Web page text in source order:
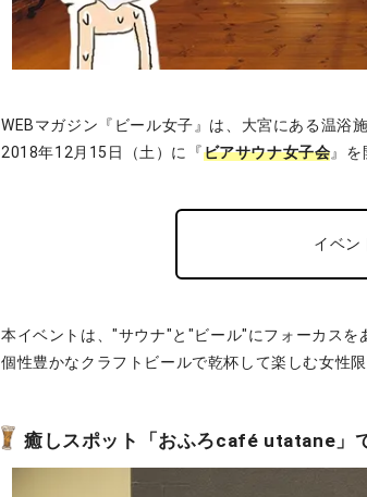
WEBマガジン『ビール女子』は、大宮にある温
2018年12月15日（土）に『ビアサウナ女子会』
イベン
本イベントは、"サウナ"と"ビール"にフォーカス
個性豊かなクラフトビールで乾杯して楽しむ女性限
癒しスポット「おふろcafé utatane」